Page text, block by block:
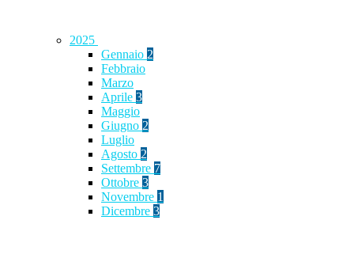
2025
Gennaio 2
Febbraio
Marzo
Aprile 3
Maggio
Giugno 2
Luglio
Agosto 2
Settembre 7
Ottobre 3
Novembre 1
Dicembre 3